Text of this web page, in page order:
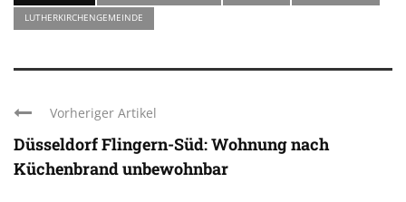
LUTHERKIRCHENGEMEINDE
Vorheriger Artikel
Düsseldorf Flingern-Süd: Wohnung nach
Küchenbrand unbewohnbar